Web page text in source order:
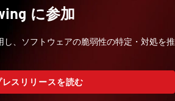
に参加
し、ソフトウェアの脆弱性の特定・対処を推
レスリリースを読む